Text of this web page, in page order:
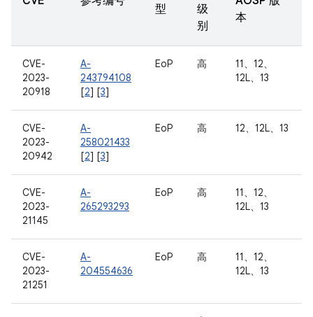
型
级
别
本
CVE-
2023-
20918
A-
243794108
[2] [3]
EoP 高
11、12、
12L、13
CVE-
2023-
20942
A-
258021433
[2] [3]
EoP 高 12、12L、13
CVE-
2023-
21145
A-
265293293
EoP 高
11、12、
12L、13
CVE-
2023-
21251
A-
204554636
EoP 高
11、12、
12L、13